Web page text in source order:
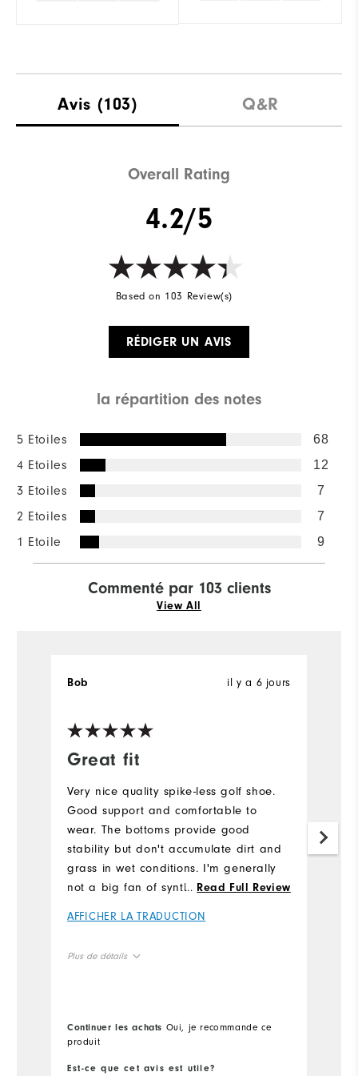
Avis (103) Q&R
Overall Rating
4.2/5
Based on 103 Review(s)
RÉDIGER UN AVIS
la répartition des notes
5 Etoiles 68
4 Etoiles 12
3 Etoiles 7
2 Etoiles 7
1 Etoile 9
Commenté par 103 clients
View All
Great fit
il y a 6 jours
Bob
Very nice quality spike-less golf shoe.
Good support and comfortable to
wear. The bottoms provide good
stability but don't accumulate dirt and
grass in wet conditions. I'm generally
not a big fan of synthetic upper but
definitely buy again.
... Read Full Review
AFFICHER LA TRADUCTION
Plus de détails
Size True to Size
Continuer les achats Oui, je recommande ce
produit
Est-ce que cet avis est utile?